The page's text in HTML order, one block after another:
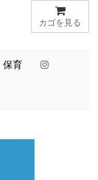
カゴを見る
保育